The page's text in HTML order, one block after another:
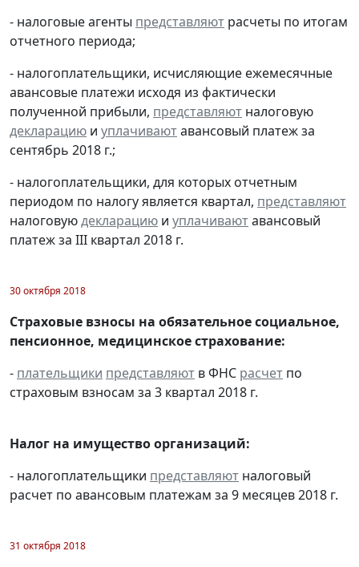
- налоговые агенты представляют расчеты по итогам
отчетного периода;
- налогоплательщики, исчисляющие ежемесячные
авансовые платежи исходя из фактически
полученной прибыли, представляют налоговую
декларацию и уплачиваютавансовый платеж за
сентябрь 2018 г.;
- налогоплательщики, для которых отчетным
периодом по налогу является квартал, представляют
налоговуюдекларацию и уплачиваютавансовый
платеж за III квартал 2018 г.
30 октября 2018
Страховые взносы на обязательное социальное,
пенсионное, медицинское страхование:
- плательщики представляют в ФНС расчет по
страховым взносам за 3 квартал 2018 г.
Налог на имущество организаций:
- налогоплательщики представляют налоговый
расчет по авансовым платежам за 9 месяцев 2018 г.
31 октября 2018